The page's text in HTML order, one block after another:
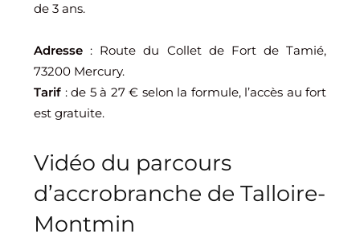
de 3 ans.
Adresse : Route du Collet de Fort de Tamié,
73200 Mercury.
Tarif : de 5 à 27 € selon la formule, l’accès au fort
est gratuite.
Vidéo du parcours
d’accrobranche de Talloire-
Montmin